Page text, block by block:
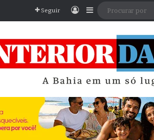
Seguir EntrarBarra Lateral